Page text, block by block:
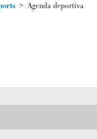
Agenda deportiva